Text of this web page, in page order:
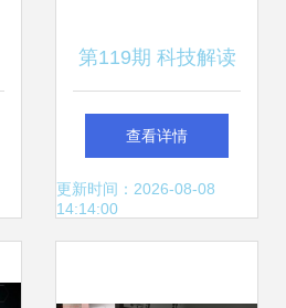
第119期 科技解读
——特斯拉AI日全
纪录 自研训练芯
查看详情
更新时间：2026-08-08
14:14:00